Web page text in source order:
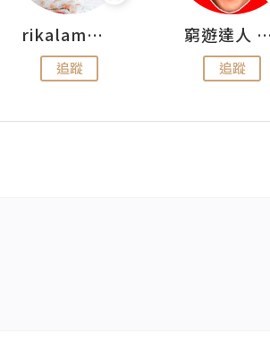
rikalammm
追蹤
窮遊達人 Mr.TravelGenius
追蹤